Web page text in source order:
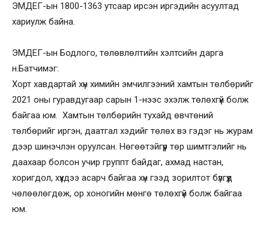
ЭМДЕГ-ын 1800-1363 утсаар ирсэн иргэдийн асуултад
хариулж байна.
ЭМДЕГ-ын Бодлого, төлөвлөлтийн хэлтсийн дарга
н.Батчимэг:
Хорт хавдартай хүн химийн эмчилгээний хамтын төлбөрийг
2021 оны гуравдугаар сарын 1-нээс эхэлж төлөхгүй болж
байгаа юм. Хамтын төлбөрийн тухайд өвчтөний
төлбөрийг иргэн, даатгал хэдийг төлөх вэ гэдэг нь журам
дээр шинэчлэн оруулсан. Нөгөөтэйгүүр төр шимтгэлийг нь
даахаар болсон учир группт байдаг, ахмад настан,
хоригдол, хүүхдээ асарч байгаа хүн гээд зорилтот бүлгүүд
чөлөөлөгдөж, ор хоногийн мөнгө төлөхгүй болж байгаа
юм.